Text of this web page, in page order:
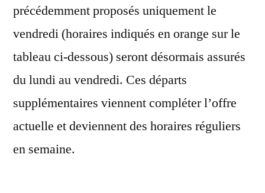
précédemment proposés uniquement le
vendredi (horaires indiqués en orange sur le
tableau ci-dessous) seront désormais assurés
du lundi au vendredi. Ces départs
supplémentaires viennent compléter l’offre
actuelle et deviennent des horaires réguliers
en semaine.